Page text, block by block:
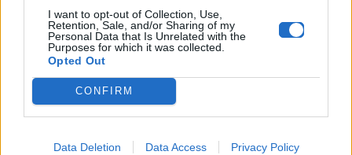
I want to opt-out of Collection, Use,
Retention, Sale, and/or Sharing of my
Personal Data that Is Unrelated with the
Purposes for which it was collected.
Opted Out
CONFIRM
Data Deletion Data Access Privacy Policy
Mad.gr στο MSN
Μοιράσου αυτό το άρθρο